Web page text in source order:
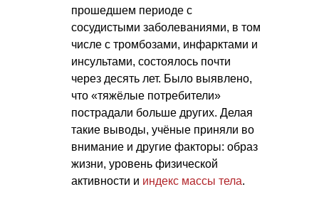
прошедшем периоде с
сосудистыми заболеваниями, в том
числе с тромбозами, инфарктами и
инсультами, состоялось почти
через десять лет. Было выявлено,
что «тяжёлые потребители»
пострадали больше других. Делая
такие выводы, учёные приняли во
внимание и другие факторы: образ
жизни, уровень физической
активности и индекс массы тела.